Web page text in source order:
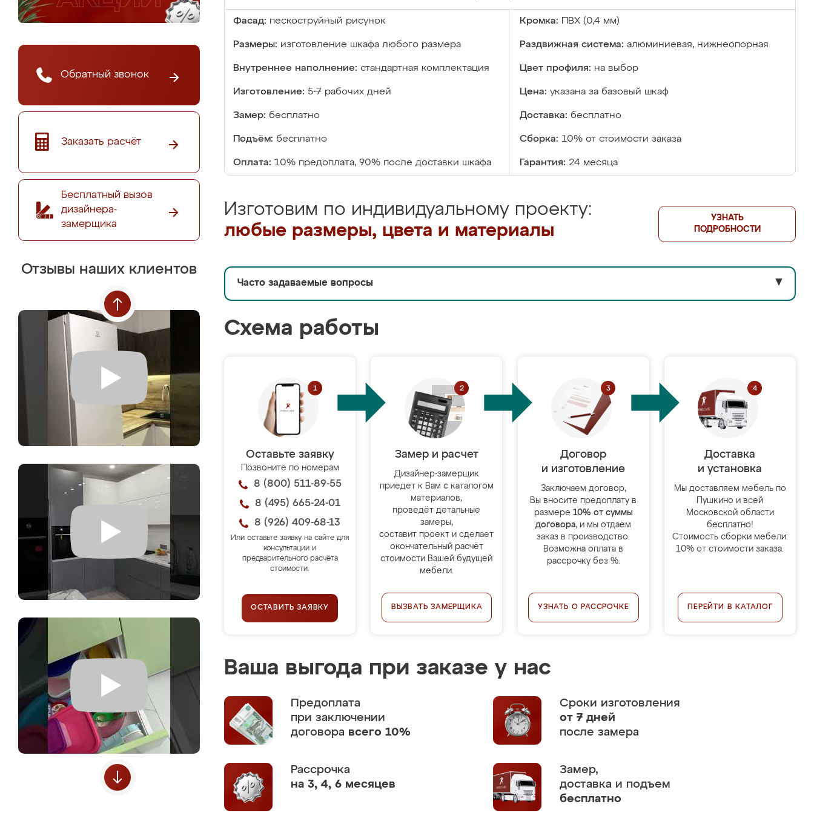
Обратный звонок
Заказать расчёт
Бесплатный вызов
дизайнера-
замерщика
Отзывы наших клиентов
Фасад: пескоструйный рисунок Кромка: ПВХ (0,4 мм)
Размеры: изготовление шкафа любого размера Раздвижная система: алюминиевая, нижнеопорная
Внутреннее наполнение: стандартная комплектация Цвет профиля: на выбор
Изготовление: 5-7 рабочих дней Цена: указана за базовый шкаф
Замер: бесплатно Доставка: бесплатно
Подъём: бесплатно Сборка: 10% от стоимости заказа
Оплата: 10% предоплата, 90% после доставки шкафа Гарантия: 24 месяца
Изготовим по индивидуальному проекту:
любые размеры, цвета и материалы
УЗНАТЬ
ПОДРОБНОСТИ
Часто задаваемые вопросы ▼
Схема работы
Оставьте заявку
Позвоните по номерам
8 (800) 511-89-55
8 (495) 665-24-01
8 (926) 409-68-13
Или оставьте заявку на сайте для
консультации и
предварительного расчёта
стоимости.
ОСТАВИТЬ ЗАЯВКУ
Замер и расчет
Дизайнер-замерщик
приедет к Вам с каталогом
материалов,
проведёт детальные
замеры,
составит проект и сделает
окончательный расчёт
стоимости Вашей будущей
мебели.
ВЫЗВАТЬ ЗАМЕРЩИКА
Договор
и изготовление
Заключаем договор,
Вы вносите предоплату в
размере 10% от суммы
договора, и мы отдаём
заказ в производство.
Возможна оплата в
рассрочку без %.
УЗНАТЬ О РАССРОЧКЕ
Доставка
и установка
Мы доставляем мебель по
Пушкино и всей
Московской области
бесплатно!
Стоимость сборки мебели:
10% от стоимости заказа.
ПЕРЕЙТИ В КАТАЛОГ
Ваша выгода при заказе у нас
Предоплата
при заключении
договора всего 10%
Сроки изготовления
от 7 дней
после замера
Рассрочка
на 3, 4, 6 месяцев
Замер,
доставка и подъем
бесплатно